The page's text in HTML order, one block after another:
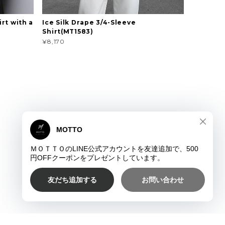
with a
Ice Silk Drape 3/4-Sleeve
Shirt(MT1583)
¥8,170